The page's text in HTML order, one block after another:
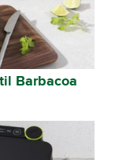
Barbacoa